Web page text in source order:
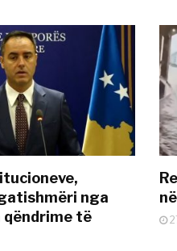
nga
qëndrime të